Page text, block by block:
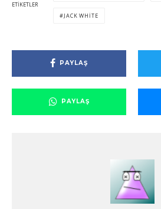
ETIKETLER
JACK WHITE
PAYLAŞ
PAYLAŞ